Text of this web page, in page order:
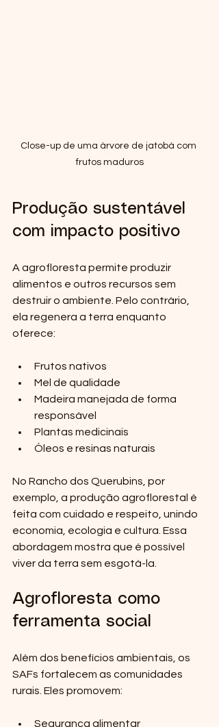
Close-up de uma árvore de jatobá com
frutos maduros
Produção sustentável
com impacto positivo
A agrofloresta permite produzir
alimentos e outros recursos sem
destruir o ambiente. Pelo contrário,
ela regenera a terra enquanto
oferece:
Frutos nativos
Mel de qualidade
Madeira manejada de forma
responsável
Plantas medicinais
Óleos e resinas naturais
No Rancho dos Querubins, por
exemplo, a produção agroflorestal é
feita com cuidado e respeito, unindo
economia, ecologia e cultura. Essa
abordagem mostra que é possível
viver da terra sem esgotá-la.
Agrofloresta como
ferramenta social
Além dos benefícios ambientais, os
SAFs fortalecem as comunidades
rurais. Eles promovem:
Segurança alimentar